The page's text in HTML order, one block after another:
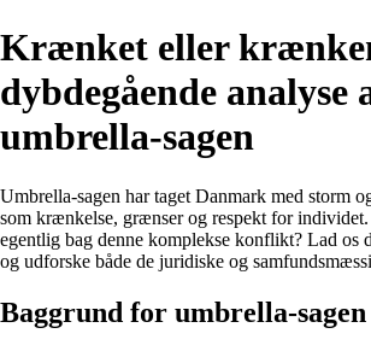
Krænket eller
dybdegående analyse
umbrella-sagen
Umbrella-sagen har taget Danmark med storm
som krænkelse, grænser og respekt for
egentlig bag denne komplekse konflikt? Lad os
og udforske både de juridiske og
Baggrund for umbrella-sagen